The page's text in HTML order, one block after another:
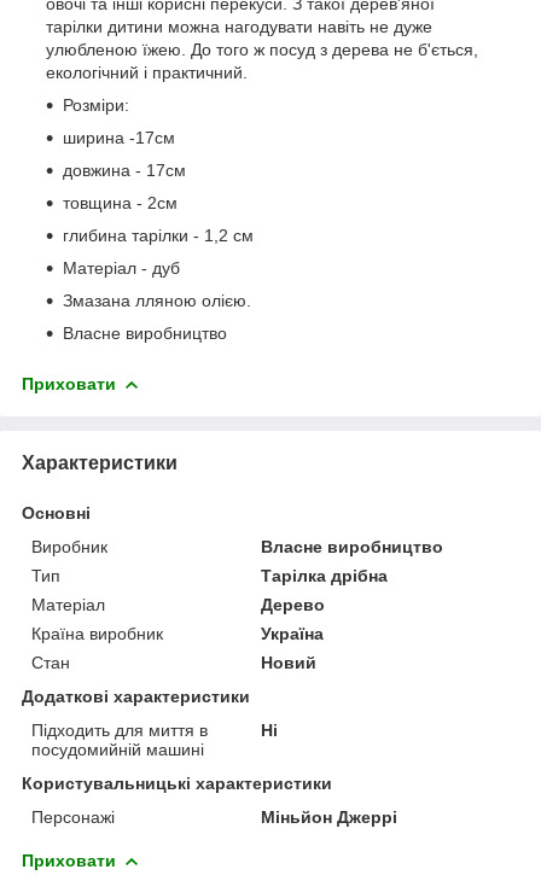
тарілки дитини можна нагодувати навіть не дуже
улюбленою їжею. До того ж посуд з дерева не б'ється,
екологічний і практичний.
Розміри:
ширина -17см
довжина - 17см
товщина - 2см
глибина тарілки - 1,2 см
Матеріал - дуб
Змазана лляною олією.
Власне виробництво
Приховати
Характеристики
Основні
Виробник
Власне виробництво
Тип
Тарілка дрібна
Матеріал
Дерево
Країна виробник
Україна
Стан
Новий
Додаткові характеристики
Підходить для миття в
посудомийній машині
Ні
Користувальницькі характеристики
Персонажі
Міньйон Джеррі
Приховати